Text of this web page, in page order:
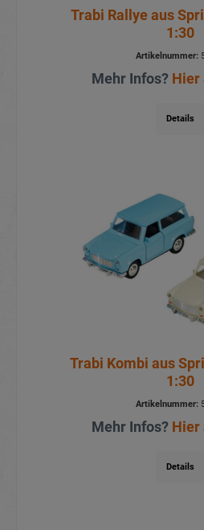
Trabi Rallye aus
1:30
Artikelnummer:
Mehr Infos? Hier
Details
Trabi Kombi aus
1:30
Artikelnummer:
Mehr Infos? Hier
Details